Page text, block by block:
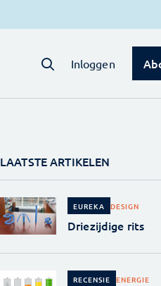
Inloggen
LAATSTE ARTIKELEN
EUREKA DESIGN
Driezijdige rits
RECENSIE ENERGIE